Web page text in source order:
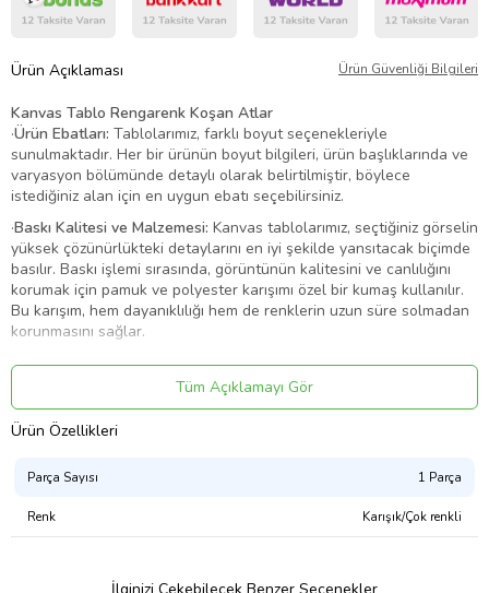
Ürün Açıklaması Ürün Güvenliği Bilgileri
Kanvas Tablo Rengarenk Koşan Atlar
·Ürün Ebatları: Tablolarımız, farklı boyut seçenekleriyle
sunulmaktadır. Her bir ürünün boyut bilgileri, ürün başlıklarında ve
varyasyon bölümünde detaylı olarak belirtilmiştir, böylece
istediğiniz alan için en uygun ebatı seçebilirsiniz.
·Baskı Kalitesi ve Malzemesi: Kanvas tablolarımız, seçtiğiniz görselin
yüksek çözünürlükteki detaylarını en iyi şekilde yansıtacak biçimde
basılır. Baskı işlemi sırasında, görüntünün kalitesini ve canlılığını
korumak için pamuk ve polyester karışımı özel bir kumaş kullanılır.
Bu karışım, hem dayanıklılığı hem de renklerin uzun süre solmadan
korunmasını sağlar.
·Şase ve Yapı Dayanıklılığı:Tablolarımızda, 3 cm kalınlığında,
sağlam ve sert bir şase (çerçeve) kullanılmaktadır. Bu özel şase
yapısı, zamanla eğilme, bükülme veya sarkma gibi istenmeyen
deformasyonları engeller. Ayrıca, görsel baskı, kasnağın dört
etkileyici ve sanatsal bir duruş sergiler.
Çerçeve İhtiyacı:
Tablolarımız, çerçeve ihtiyacı olmadan asılmaya
uygun şekilde tasarlanmıştır. Kenarlara kadar uzanan baskı
sağlar. Böylece, dekorasyonunuza modern ve minimalist bir
Tüm Açıklamayı Gör
Ürün Özellikleri
Parça Sayısı 1 Parça
Renk Karışık/Çok renkli